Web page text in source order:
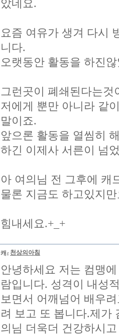
았네요.
요즘 여유가 생겨 다시
니다.
오랫동안 활동을 하진
그런곳이 폐쇄된다는
저에게 뿐만 아니라 같
말이죠.
앞으론 활동을 열씸히
하긴 이제사 서른이 넘
아 여의님 전 그후에 캐
물론 지금도 하고있지
힘내세요.+_+
천상의아침
안녕하세요 저는 컴맹
람입니다. 성격이 내성
보면서 어깨넘어 배우
려 보고 또 봅니다.제가
의님 더욱더 건강하시